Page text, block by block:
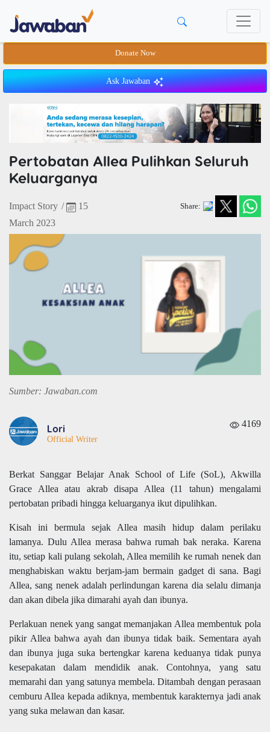
Donate Now
Ask Jawaban
Pertobatan Allea Pulihkan Seluruh
Keluarganya
Impact Story /
15
March 2023
Share:
Sumber: Jawaban.com
Lori
Official Writer
4169
Berkat Sanggar Belajar Anak School of Life (SoL), Akwilla
Grace Allea atau akrab disapa Allea (11 tahun) mengalami
pertobatan pribadi hingga keluarganya ikut dipulihkan.
Kisah ini bermula sejak Allea masih hidup dalam perilaku
lamanya. Dulu Allea merasa bahwa rumah bak neraka. Karena
itu, setiap kali pulang sekolah, Allea memilih ke rumah nenek dan
menghabiskan waktu berjam-jam bermain gadget di sana. Bagi
Allea, sang nenek adalah perlindungan karena dia selalu dimanja
dan akan dibela jika dimarahi ayah dan ibunya.
Perlakuan nenek yang sangat memanjakan Allea membentuk pola
pikir Allea bahwa ayah dan ibunya tidak baik. Sementara ayah
dan ibunya juga suka bertengkar karena keduanya tidak punya
kesepakatan dalam mendidik anak. Contohnya, yang satu
memarahi dan yang satunya membela. Ditambah dengan perasaan
cemburu Allea kepada adiknya, membentuk karakternya jadi anak
yang suka melawan dan kasar.